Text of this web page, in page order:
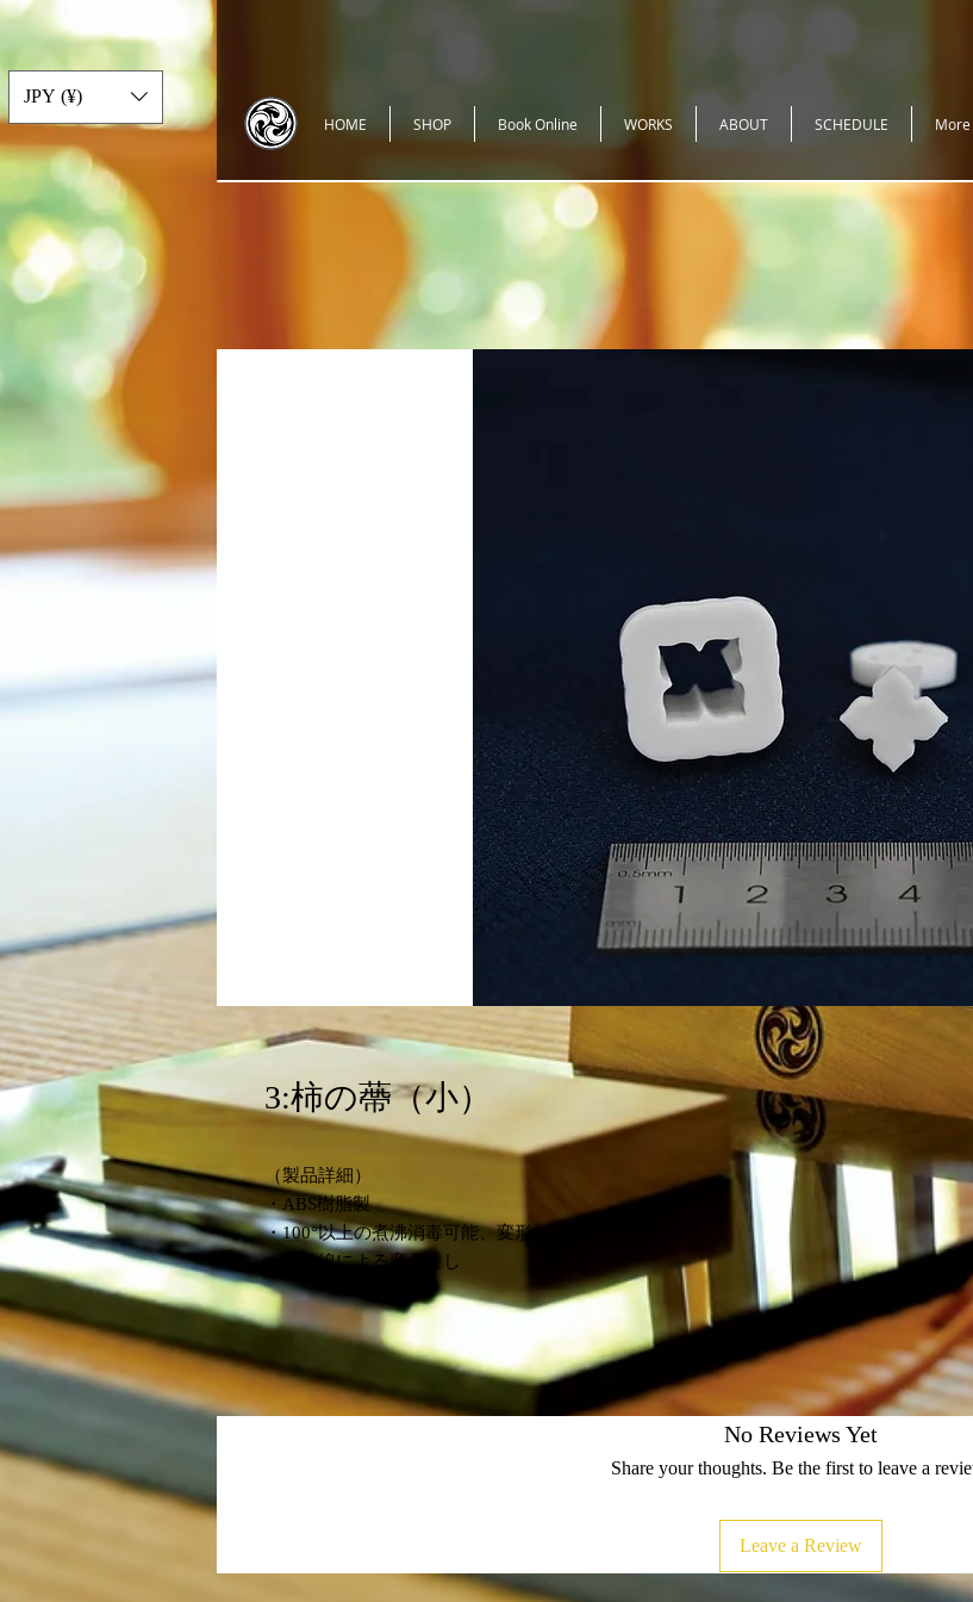
HOME SHOP Book Online WORKS ABOUT SCHEDULE More
3:柿の蔕（小）
（製品詳細）
・ABS樹脂製
・100°以上の煮沸消毒可能、変形なし
・紫外線による変色なし
No Reviews Yet
Share your thoughts. Be the first to leave a
Leave a Review
JPY (¥)